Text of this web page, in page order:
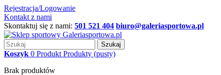
Rejestracja/Logowanie
Kontakt z nami
Skontaktuj się z nami: 501 521 404 biuro@galeriasportowa.pl
Szukaj
Koszyk 0 Produkt Produkty (pusty)
Brak produktów